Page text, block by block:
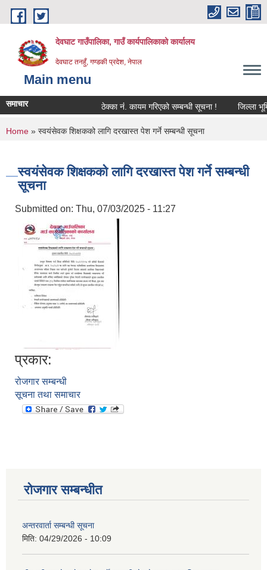
Skip to main content
देवघाट गाउँपालिका, गाउँ कार्यपालिकाको कार्यालय
देवघाट तनहुँ, गण्डकी प्रदेश, नेपाल
Main menu
समाचार ठेक्का नंं. कायम गरिएको सम्बन्धी सूचना ! जिल्ला
You are here
Home » स्वयंसेवक शिक्षकको लागि दरखास्त पेश गर्ने सम्बन्धी सूचना
स्वयंसेवक शिक्षकको लागि दरखास्त पेश गर्ने सम्बन्धी
सूचना
Submitted on: Thu, 07/03/2025 - 11:27
प्रकार:
रोजगार सम्बन्धी
सूचना तथा समाचार
रोजगार सम्बन्धीत
अन्तरवार्ता सम्बन्धी सूचना
मिति: 04/29/2026 - 10:09